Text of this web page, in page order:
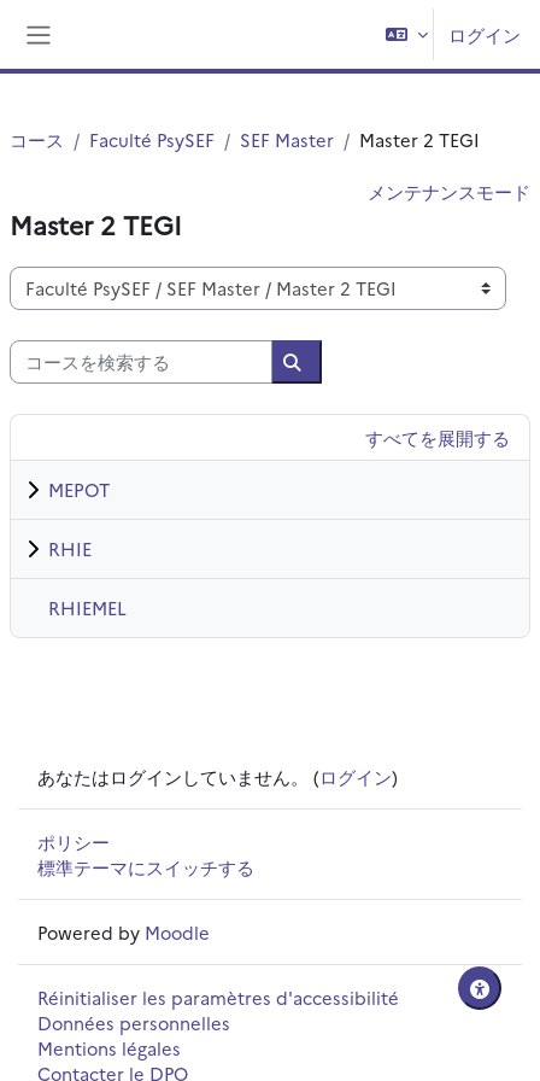
ログイン
コース Faculté PsySEF SEF Master Master 2 TEGI
メンテナンスモード
Master 2 TEGI
コースカテゴリ
コースを検索する
コースを検索する
すべてを展開する
MEPOT
RHIE
RHIEMEL
あなたはログインしていません。 (ログイン)
ポリシー
標準テーマにスイッチする
Powered by Moodle
Réinitialiser les paramètres d'accessibilité
Données personnelles
Mentions légales
Contacter le DPO